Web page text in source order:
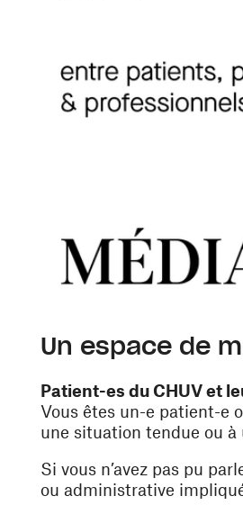
Un espace de
Patient-es du CHUV et
Vous êtes un-e patient-e
une situation tendue ou
Si vous n’avez pas pu
ou administrative